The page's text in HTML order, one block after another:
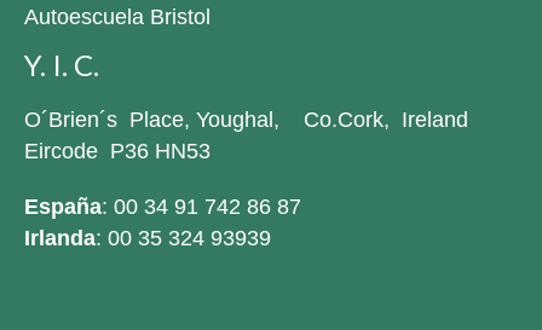
Autoescuela Bristol
Y. I. C.
O´Brien´s Place, Youghal, Co.Cork, Ireland
Eircode P36 HN53
España: 00 34 91 742 86 87
Irlanda: 00 35 324 93939